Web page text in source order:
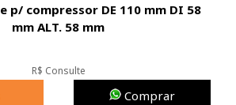
p/ compressor DE 110 mm DI 58
mm ALT. 58 mm
R$ Consulte
Comprar